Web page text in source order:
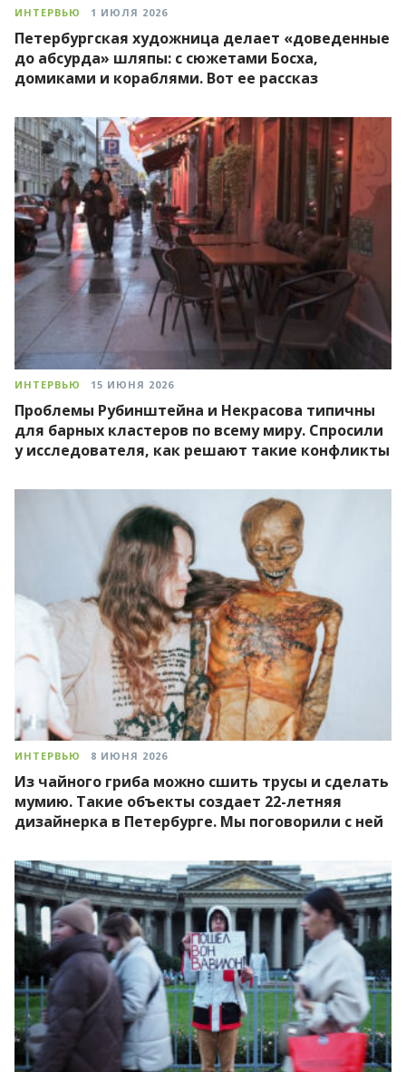
ИНТЕРВЬЮ 1 ИЮЛЯ 2026
Петербургская художница делает «доведенные
до абсурда» шляпы: с сюжетами Босха,
домиками и кораблями. Вот ее рассказ
ИНТЕРВЬЮ 15 ИЮНЯ 2026
Проблемы Рубинштейна и Некрасова типичны
для барных кластеров по всему миру. Спросили
у исследователя, как решают такие конфликты
ИНТЕРВЬЮ 8 ИЮНЯ 2026
Из чайного гриба можно сшить трусы и сделать
мумию. Такие объекты создает 22-летняя
дизайнерка в Петербурге. Мы поговорили с ней